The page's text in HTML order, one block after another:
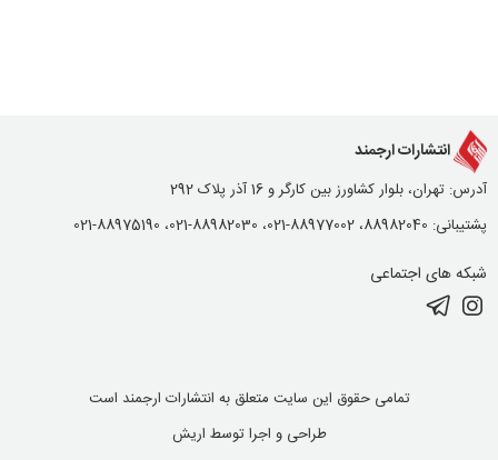
انتشارات ارجمند
آدرس: تهران، بلوار کشاورز بین کارگر و 16 آذر پلاک 292
پشتیبانی: 88982040، 88977002-021، 88982030-021، 88975190-021
شبکه های اجتماعی
تمامی حقوق این سایت متعلق به انتشارات ارجمند است
طراحی و اجرا توسط اریش